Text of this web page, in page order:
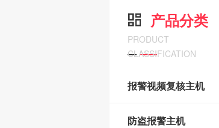
产品分类
PRODUCT
CLASSIFICATION
报警视频复核主机
防盗报警主机